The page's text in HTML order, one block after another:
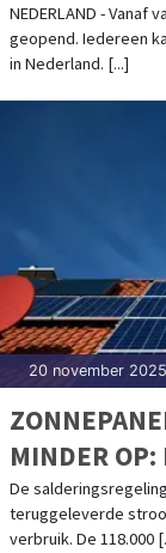
NEDERLAND - Vanaf
geopend. Iedereen
in Nederland. [...]
20 november
MINDER
GEMIDDELD
2027
De
teruggeleverde
verbruik. De 118.000